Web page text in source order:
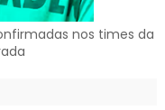
nos times da